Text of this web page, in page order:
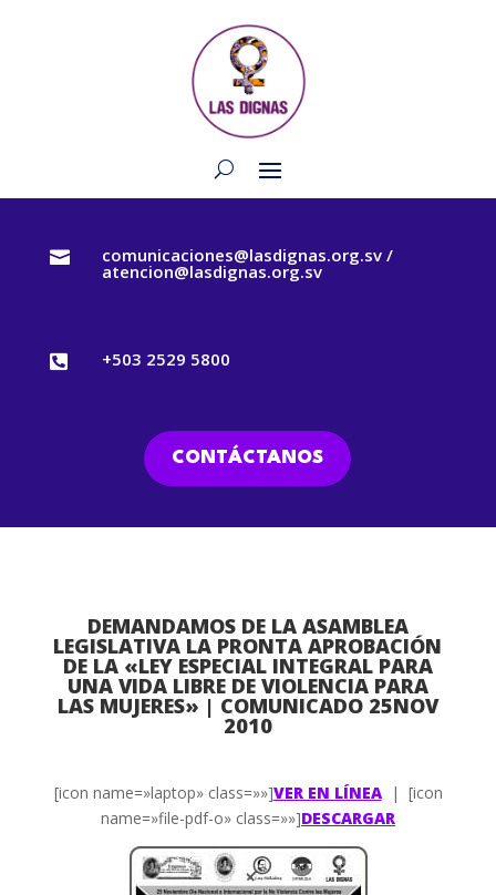
 comunicaciones@lasdignas.org.sv /
atencion@lasdignas.org.sv
 +503 2529 5800
CONTÁCTANOS
DEMANDAMOS DE LA ASAMBLEA
LEGISLATIVA LA PRONTA APROBACIÓN
DE LA «LEY ESPECIAL INTEGRAL PARA
UNA VIDA LIBRE DE VIOLENCIA PARA
LAS MUJERES» | COMUNICADO 25NOV
2010
[icon name=»laptop» class=»»]VER EN LÍNEA| [icon
name=»file-pdf-o» class=»»]DESCARGAR